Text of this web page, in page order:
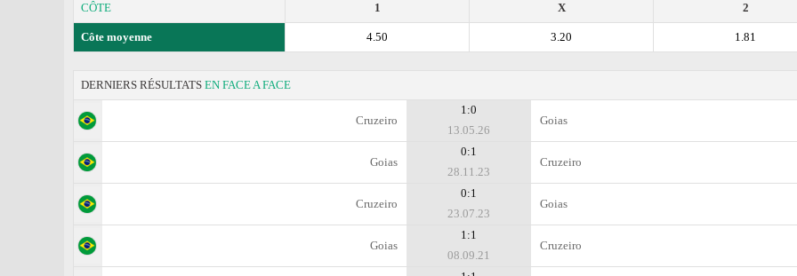
CÔTE 2
X
1
Côte moyenne 1.81
3.20
4.50
DERNIERS RÉSULTATS EN FACE A FACE
Cruzeiro
1:0
13.05.26
Goias
Goias
0:1
28.11.23
Cruzeiro
Cruzeiro
0:1
23.07.23
Goias
Goias
1:1
08.09.21
Cruzeiro